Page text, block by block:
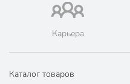
Карьера
Каталог товаров